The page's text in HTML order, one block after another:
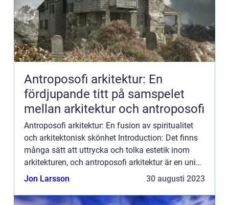
Antroposofi arkitektur: En
fördjupande titt på samspelet
mellan arkitektur och antroposofi
Antroposofi arkitektur: En fusion av spiritualitet
och arkitektonisk skönhet Introduction: Det finns
många sätt att uttrycka och tolka estetik inom
arkitekturen, och antroposofi arkitektur är en unik
gren som har vuxit fram som ett uttryck för
Jon Larsson 30 augusti 2023